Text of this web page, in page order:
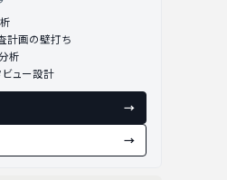
計画の壁打ち
析
ビュー設計
→
→